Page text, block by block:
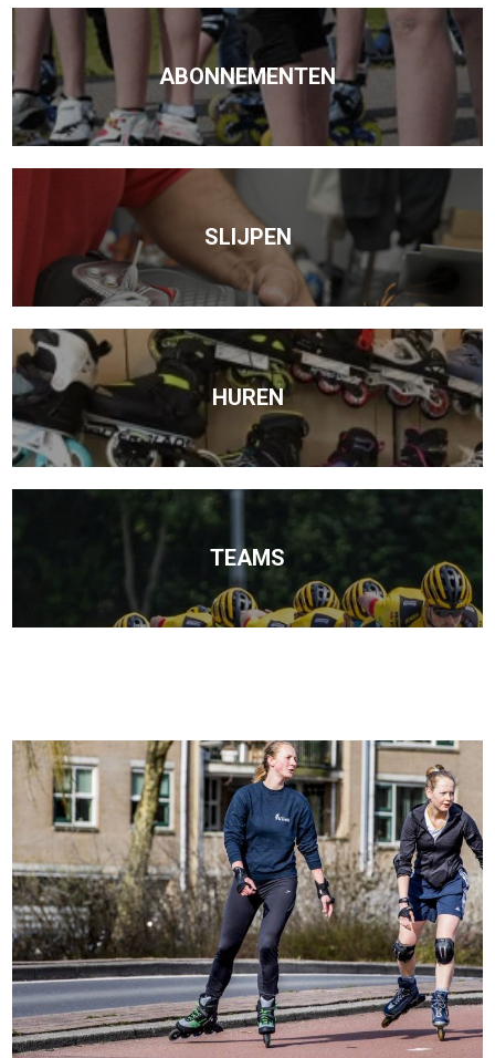
ABONNEMENTEN
SLIJPEN
HUREN
TEAMS